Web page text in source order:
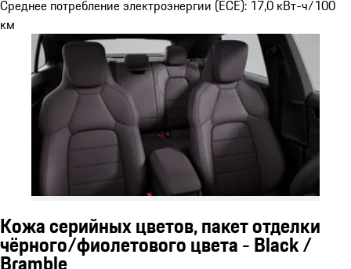
Среднее потребление электроэнергии (ECE): 17,0 кВт-ч/100
км
Кожа серийных цветов, пакет отделки
чёрного/фиолетового цвета - Black /